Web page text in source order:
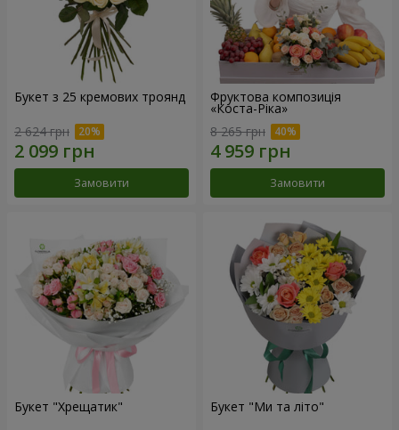
Букет з 25 кремових троянд
2 624 грн
Замовити
Фруктова композиція
«Коста-Ріка»
8 265 грн
Замовити
Букет "Хрещатик" Букет "Ми та літо"